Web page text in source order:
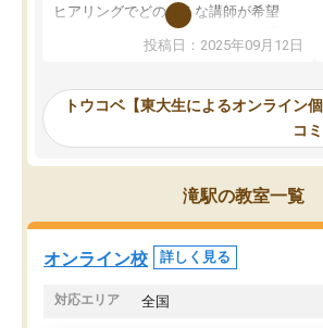
ヒアリングでどのような講師が希望
か、オプションは付帯するかなど選ぶ
事が出来ました。
ーティングを行い、その講師で良いか
見てから講師を決定する事ができま
す。
うちの子は、初回面談の講師の方で決
オンラインツールを使用した単語帳の
共有があり宿題もそちらで出される形
でした。
投稿日：2025年09月12日
トウコベ【東大生によるオンライン
コ
滝駅の教室一覧
オンライン校 詳しく見る
対応エリア 全国